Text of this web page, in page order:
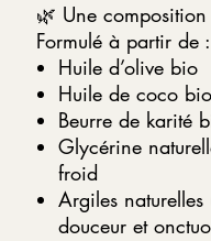
🌿 Une
Formulé à partir de :
Huile d’olive bio
Huile de coco bio
Beurre de karité
Glycérine
froid
Argiles
douceur et